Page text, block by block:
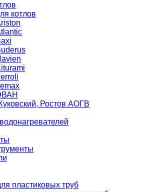
котлов
Ростов АОГВ
пластиковых труб